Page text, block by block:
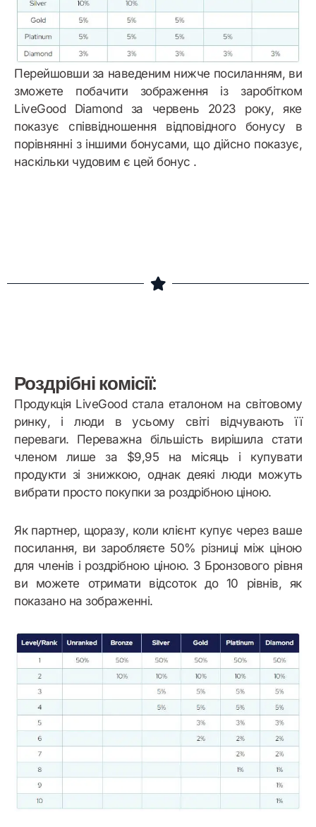
Перейшовши за наведеним нижче посиланням, ви
зможете побачити зображення із заробітком
LiveGood Diamond за червень 2023 року, яке
показує співвідношення відповідного бонусу в
порівнянні з іншими бонусами, що дійсно показує,
наскільки чудовим є цей бонус .
Роздрібні комісії:
Продукція LiveGood стала еталоном на світовому
ринку, і люди в усьому світі відчувають її
переваги. Переважна більшість вирішила стати
членом лише за $9,95 на місяць і купувати
продукти зі знижкою, однак деякі люди можуть
вибрати просто покупки за роздрібною ціною.
Як партнер, щоразу, коли клієнт купує через ваше
посилання, ви заробляєте 50% різниці між ціною
для членів і роздрібною ціною. З Бронзового рівня
ви можете отримати відсоток до 10 рівнів, як
показано на зображенні.